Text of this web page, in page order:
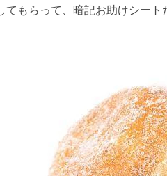
てもらって、暗記お助けシート